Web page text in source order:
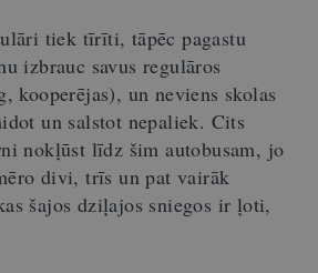
tiek tīrīti, tāpēc pagastu
izbrauc savus regulāros
kooperējas), un neviens skolas
un salstot nepaliek. Cits
nokļūst līdz šim autobusam, jo
divi, trīs un pat vairāk
šajos dziļajos sniegos ir ļoti,